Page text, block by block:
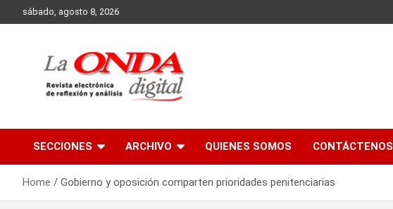
to
sábado, agosto 8, 2026
SECCIONES ARCHIVO QUIENES SOMOS CONTÁCTENOS
Home Gobierno y oposición comparten prioridades penitenciarias